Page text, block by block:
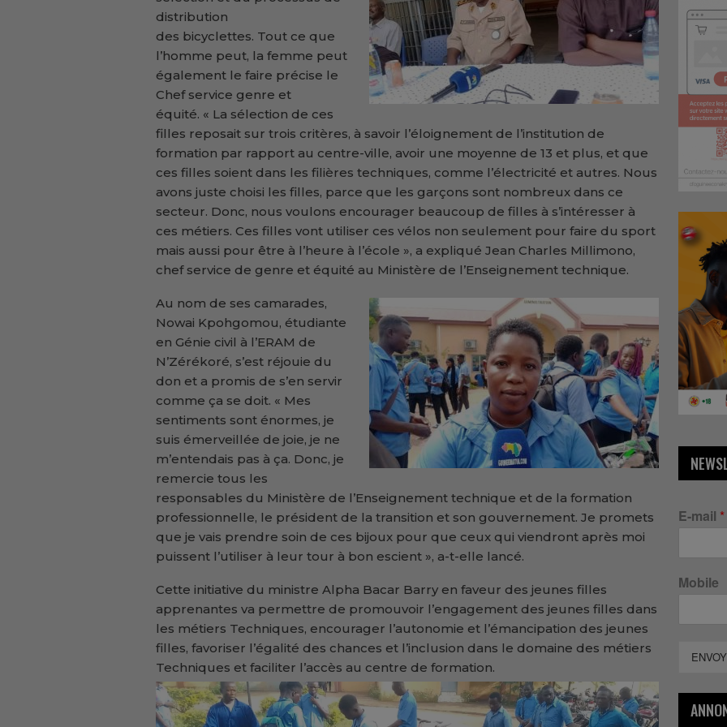
distribution
des bicyclettes. Tout ce que
l’homme peut, la femme peut
également le faire précise le
Chef service genre et
équité. « La sélection de ces
filles reposait sur trois critères, à savoir l’éloignement de l’institution de
formation par rapport au centre-ville, avoir une moyenne de 13 et plus, et que
ces filles soient dans les filières techniques, comme l’électricité et autres. Nous
avons juste choisi les filles, parce que les garçons sont nombreux dans ce
secteur. Donc, nous voulons encourager beaucoup de filles à s’intéresser à
ces métiers. Ces filles vont utiliser ces vélos non seulement pour faire du sport
mais aussi pour être à l’heure à l’école », a expliqué Jean Charles Millimono,
chef service de genre et équité au Ministère de l’Enseignement technique.
Au nom de ses camarades,
Nowai Kpohgomou, étudiante
en Génie civil à l’ERAM de
N’Zérékoré, s’est réjouie du
don et a promis de s’en servir
comme ça se doit. « Mes
sentiments sont énormes, je
suis émerveillée de joie, je ne
m’entendais pas à ça. Donc, je
remercie tous les
responsables du Ministère de l’Enseignement technique et de la formation
professionnelle, le président de la transition et son gouvernement. Je promets
que je vais prendre soin de ces bijoux pour que ceux qui viendront après moi
puissent l’utiliser à leur tour à bon escient », a-t-elle lancé.
Cette initiative du ministre Alpha Bacar Barry en faveur des jeunes filles
apprenantes va permettre de promouvoir l’engagement des jeunes filles dans
les métiers Techniques, encourager l’autonomie et l’émancipation des jeunes
filles, favoriser l’égalité des chances et l’inclusion dans le domaine des métiers
Techniques et faciliter l’accès au centre de formation.
E-mail *
Mobile